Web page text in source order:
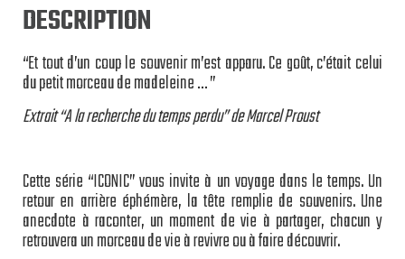
DESCRIPTION
“Et tout d’un coup le souvenir m’est apparu. Ce goût, c’était celui
du petit morceau de madeleine … ”
Extrait “A la recherche du temps perdu” de Marcel Proust
Cette série “ICONIC” vous invite à un voyage dans le temps. Un
retour en arrière éphémère, la tête remplie de souvenirs. Une
anecdote à raconter, un moment de vie à partager, chacun y
retrouvera un morceau de vie à revivre ou à faire découvrir.